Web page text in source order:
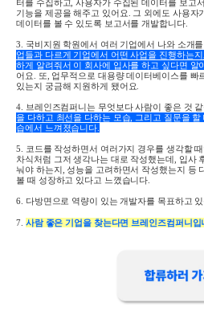
터를 수집하고 ,사용자가 수집된 데이터를 보고
기능을 제공을 해주고 있어요. 그 외에도 사용자
데이터를 볼 수 있도록 보고서를 개발합니다.
3. 국비지원 학원에서 여러 기업에서 나와 소개
업들과 다르게 기업에서 어떤 사업을 진행하는
하게 알려줘서 이 회사에 입사를 하고 싶다면 알
어요. 또, 업무적으로 대용량 데이터베이스를 빠
있는지 궁금해 지원하게 됐어요.
4. 브레인즈컴퍼니는 무엇보다 사람이 좋은 것
을 다하고 최선을 다하는 모습, 그리고 질문을
습에서 느껴졌습니다.
5. 코드를 작성하면서 여러가지 경우를 생각할
차식처럼 그저 생각나는 대로 작성했는데, 입사
눠야 하는지, 성능을 고려하면서 작성했는지 등
볼 때 성장하고 있다고 느꼈습니다.
6. 다방면으로 역량이 있는 개발자를 목표하고 있
7. 사람 좋은 기업을 찾는다면 브레인즈컴퍼니입